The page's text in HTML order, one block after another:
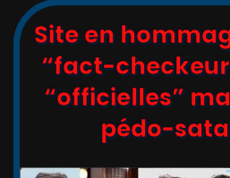
Site en
“fact-
“officielles”
pédo-